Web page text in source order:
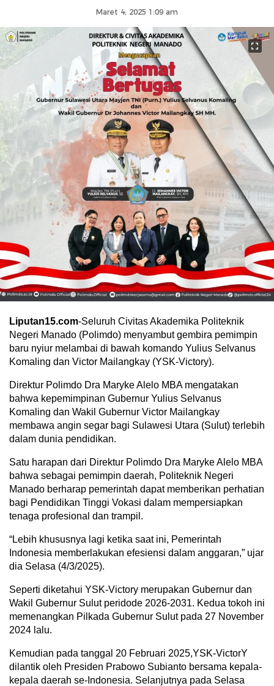
Maret 4, 2025 1:09 am
Liputan15.com-Seluruh Civitas Akademika Politeknik
Negeri Manado (Polimdo) menyambut gembira pemimpin
baru nyiur melambai di bawah komando Yulius Selvanus
Komaling dan Victor Mailangkay (YSK-Victory).
Direktur Polimdo Dra Maryke Alelo MBA mengatakan
bahwa kepemimpinan Gubernur Yulius Selvanus
Komaling dan Wakil Gubernur Victor Mailangkay
membawa angin segar bagi Sulawesi Utara (Sulut) terlebih
dalam dunia pendidikan.
Satu harapan dari Direktur Polimdo Dra Maryke Alelo MBA
bahwa sebagai pemimpin daerah, Politeknik Negeri
Manado berharap pemerintah dapat memberikan perhatian
bagi Pendidikan Tinggi Vokasi dalam mempersiapkan
tenaga profesional dan trampil.
“Lebih khususnya lagi ketika saat ini, Pemerintah
Indonesia memberlakukan efesiensi dalam anggaran,” ujar
dia Selasa (4/3/2025).
Seperti diketahui YSK-Victory merupakan Gubernur dan
Wakil Gubernur Sulut peridode 2026-2031. Kedua tokoh ini
memenangkan Pilkada Gubernur Sulut pada 27 November
2024 lalu.
Kemudian pada tanggal 20 Februari 2025,YSK-VictorY
dilantik oleh Presiden Prabowo Subianto bersama kepala-
kepala daerah se-Indonesia. Selanjutnya pada Selasa